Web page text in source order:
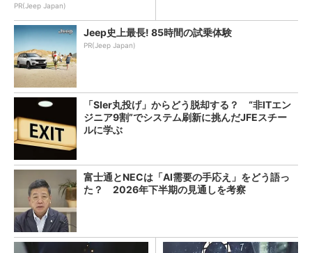
PR(Jeep Japan)
Jeep史上最長! 85時間の試乗体験
PR(Jeep Japan)
「SIer丸投げ」からどう脱却する？ “非ITエン
ジニア9割”でシステム刷新に挑んだJFEスチー
ルに学ぶ
富士通とNECは「AI需要の手応え」をどう語っ
た？ 2026年下半期の見通しを考察